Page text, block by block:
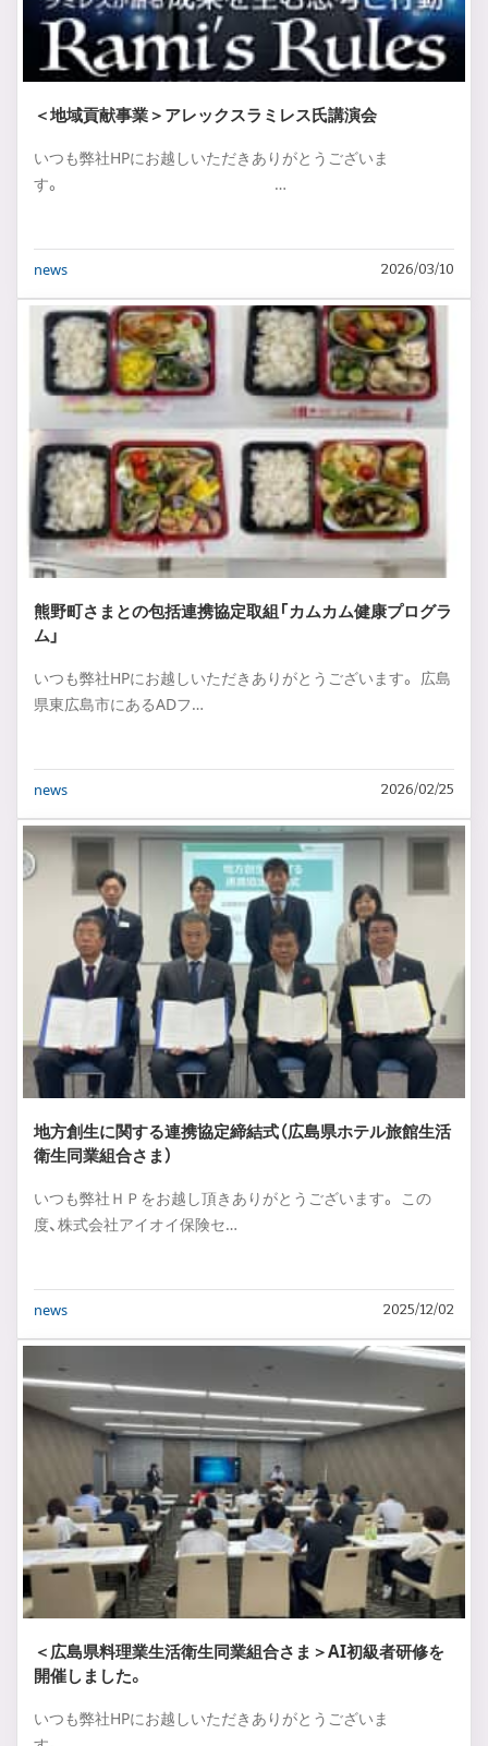
＜地域貢献事業＞アレックスラミレス氏講演会
いつも弊社HPにお越しいただきありがとうございま
す。 …
news 2026/03/10
熊野町さまとの包括連携協定取組「カムカム健康プログラ
ム」
いつも弊社HPにお越しいただきありがとうございます。 広島
県東広島市にあるADフ…
news 2026/02/25
地方創生に関する連携協定締結式（広島県ホテル旅館生活
衛生同業組合さま）
いつも弊社ＨＰをお越し頂きありがとうございます。 この
度、株式会社アイオイ保険セ…
news 2025/12/02
＜広島県料理業生活衛生同業組合さま＞AI初級者研修を
開催しました。
いつも弊社HPにお越しいただきありがとうございま